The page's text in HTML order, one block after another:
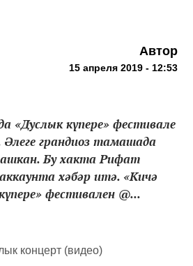
Автор
15 апреля 2019 - 12:53
«Дуслык күпере» фестивале
грандиоз тамашада
Бу хакта Рифат
хәбәр итә. «Кичә
фестивален @...